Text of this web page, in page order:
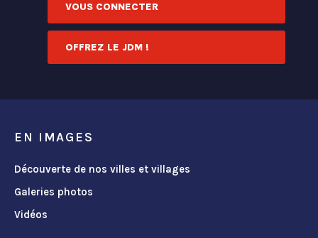
VOUS CONNECTER
OFFREZ LE JDM !
EN IMAGES
Découverte de nos villes et villages
Galeries photos
Vidéos